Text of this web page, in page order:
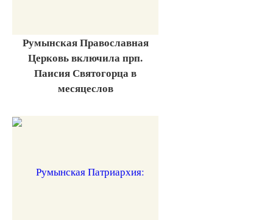
Румынская Православная
Церковь включила прп.
Паисия Святогорца в
месяцеслов